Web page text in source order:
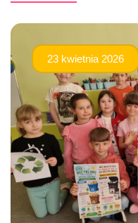
23 kwietnia 2026